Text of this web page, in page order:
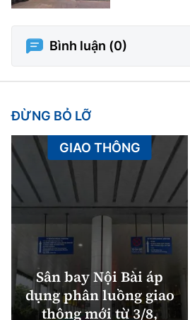
Bình luận (0)
ĐỪNG BỎ LỠ
Sân bay Nội Bài áp
dụng phân luồng giao
thông mới từ 3/8,
GIAO THÔNG